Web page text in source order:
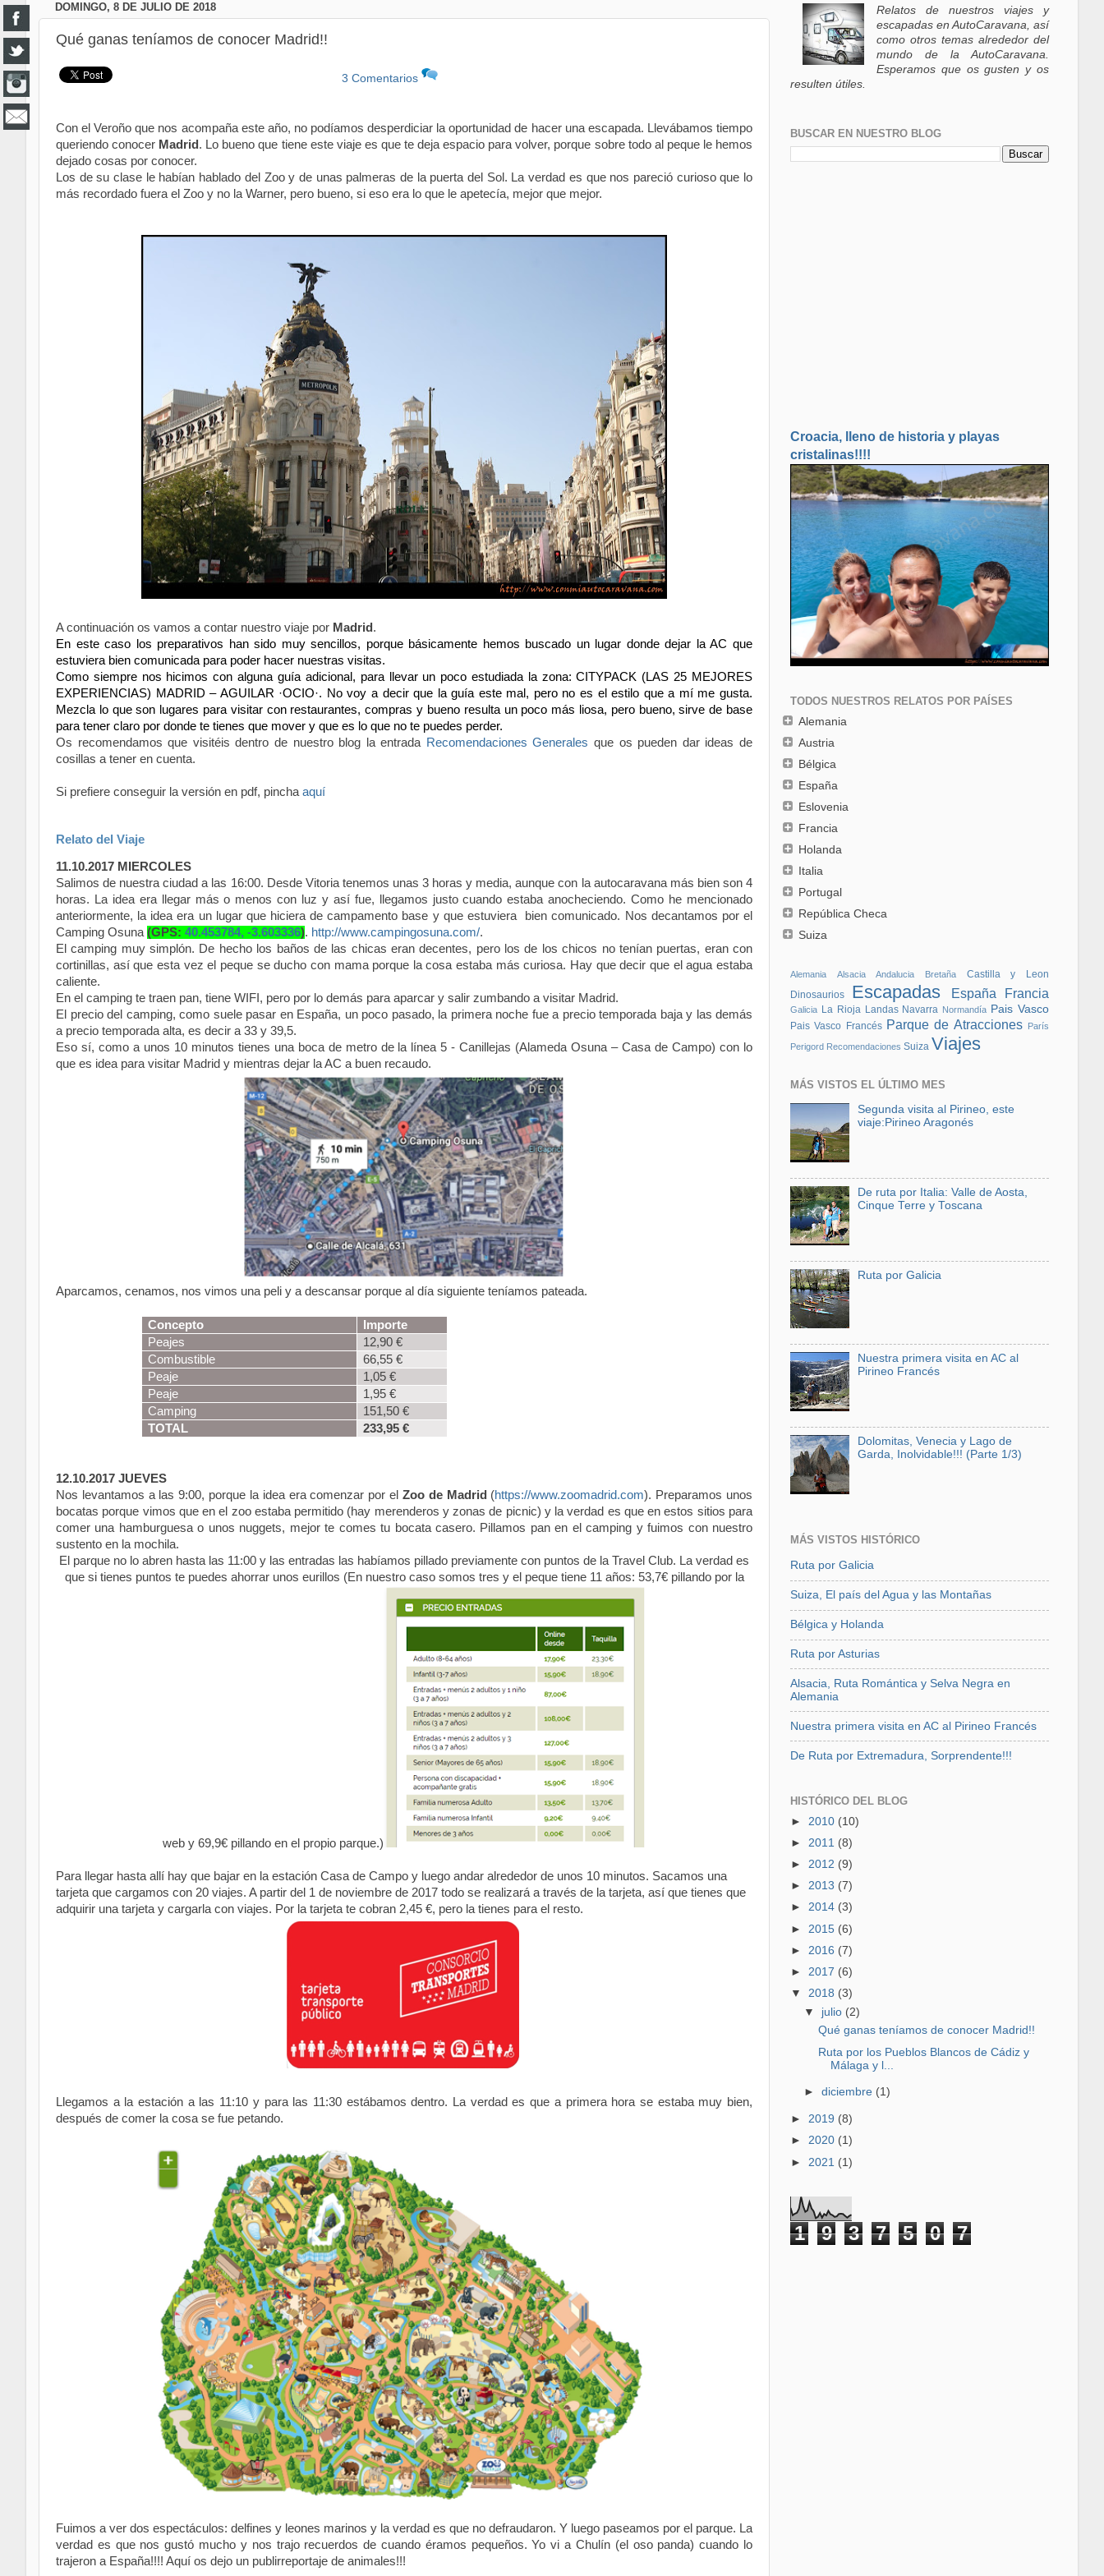
DOMINGO, 8 DE JULIO DE 2018
Qué ganas teníamos de conocer Madrid!!
3 Comentarios
Con el Veroño que nos acompaña este año, no podíamos desperdiciar la oportunidad de hacer una escapada. Llevábamos tiempo
queriendo conocer Madrid . Lo bueno que tiene este viaje es que te deja espacio para volver, porque sobre todo al peque le hemos
dejado cosas por conocer.
Los de su clase le habían hablado del Zoo y de unas palmeras de la puerta del Sol. La verdad es que nos pareció curioso que lo
más recordado fuera el Zoo y no la Warner, pero bueno, si eso era lo que le apetecía, mejor que mejor.
A continuación os vamos a contar nuestro viaje por Madrid .
En este caso los preparativos han sido muy sencillos, porque básicamente hemos buscado un lugar donde dejar la AC que
estuviera bien comunicada para poder hacer nuestras visitas.
Como siempre nos hicimos con alguna guía adicional, para llevar un poco estudiada la zona: CITYPACK (LAS 25 MEJORES
EXPERIENCIAS) MADRID – AGUILAR ·OCIO·. No voy a decir que la guía este mal, pero no es el estilo que a mí me gusta.
Mezcla lo que son lugares para visitar con restaurantes, compras y bueno resulta un poco más liosa, pero bueno, sirve de base
para tener claro por donde te tienes que mover y que es lo que no te puedes perder.
Os recomendamos que visitéis dentro de nuestro blog la entrada Recomendaciones Generales que os pueden dar ideas de
cosillas a tener en cuenta.
Si prefiere conseguir la versión en pdf, pinchaaquí
Relato del Viaje
11.10.2017 MIERCOLES
Salimos de nuestra ciudad a las 16:00. Desde Vitoria tenemos unas 3 horas y media, aunque con la autocaravana más bien son 4
horas. La idea era llegar más o menos con luz y así fue, llegamos justo cuando estaba anocheciendo. Como he mencionado
anteriormente, la idea era un lugar que hiciera de campamento base y que estuviera
bien comunicado. Nos decantamos por el
Camping Osuna (GPS: 40.453784, -3.603336). http://www.campingosuna.com/.
El camping muy simplón. De hecho los baños de las chicas eran decentes, pero los de los chicos no tenían puertas, eran con
cortinillas, así que esta vez el peque se ducho con mama porque la cosa estaba más curiosa. Hay que decir que el agua estaba
caliente.
En el camping te traen pan, tiene WIFI, pero por lo demás para aparcar y salir zumbando a visitar Madrid.
El precio del camping, como suele pasar en España, un poco pasado, la primera noche fue a precio temporada baja y las demás
a precio temporada alta, es decir a 33 y 39,5.
Eso sí, como a unos 10 minutos tienes una boca de metro de la línea 5 - Canillejas (Alameda Osuna – Casa de Campo) con lo
que es idea para visitar Madrid y mientras dejar la AC a buen recaudo.
Aparcamos, cenamos, nos vimos una peli y a descansar porque al día siguiente teníamos pateada.
Concepto
Importe
Peajes
12,90 €
Combustible
66,55 €
Peaje
1,05 €
Peaje
1,95 €
Camping
151,50 €
TOTAL
233,95 €
12.10.2017 JUEVES
Nos levantamos a las 9:00, porque la idea era comenzar por el Zoo de Madrid (https://www.zoomadrid.com). Preparamos unos
bocatas porque vimos que en el zoo estaba permitido (hay merenderos y zonas de picnic) y la verdad es que en estos sitios para
comer una hamburguesa o unos nuggets, mejor te comes tu bocata casero. Pillamos pan en el camping y fuimos con nuestro
sustento en la mochila.
El parque no lo abren hasta las 11:00 y las entradas las habíamos pillado previamente con puntos de la Travel Club. La verdad es
que si tienes puntos te puedes ahorrar unos eurillos (En nuestro caso somos tres y el peque tiene 11 años: 53,7€ pillando por la
web y 69,9€ pillando en el propio parque.)
Para llegar hasta allí hay que bajar en la estación Casa de Campo y luego andar alrededor de unos 10 minutos. Sacamos una
tarjeta que cargamos con 20 viajes. A partir del 1 de noviembre de 2017 todo se realizará a través de la tarjeta, así que tienes que
adquirir una tarjeta y cargarla con viajes. Por la tarjeta te cobran 2,45 €, pero la tienes para el resto.
Llegamos a la estación a las 11:10 y para las 11:30 estábamos dentro. La verdad es que a primera hora se estaba muy bien,
después de comer la cosa se fue petando.
Fuimos a ver dos espectáculos: delfines y leones marinos y la verdad es que no defraudaron. Y luego paseamos por el parque. La
verdad es que nos gustó mucho y nos trajo recuerdos de cuando éramos pequeños. Yo vi a Chulín (el oso panda) cuando lo
trajeron a España!!!! Aquí os dejo un publirreportaje de animales!!!
Relatos de nuestros viajes y
escapadas en AutoCaravana, así
como otros temas alrededor del
mundo de la AutoCaravana.
Esperamos que os gusten y os
resulten útiles.
BUSCAR EN NUESTRO BLOG
Croacia, lleno de historia y playas
cristalinas!!!!
TODOS NUESTROS RELATOS POR PAÍSES
Alemania
Austria
Bélgica
España
Eslovenia
Francia
Holanda
Italia
Portugal
República Checa
Suiza
Alemania Alsacia Andalucia Bretaña
Castilla y Leon
Dinosaurios
Escapadas España Francia
Galicia La Rioja Landas Navarra Normandía Pais Vasco
Pais Vasco Francés Parque de Atracciones París
Perigord Recomendaciones Suiza Viajes
MÁS VISTOS EL ÚLTIMO MES
Segunda visita al Pirineo, este
viaje:Pirineo Aragonés
De ruta por Italia: Valle de Aosta,
Cinque Terre y Toscana
Ruta por Galicia
Nuestra primera visita en AC al
Pirineo Francés
Dolomitas, Venecia y Lago de
Garda, Inolvidable!!! (Parte 1/3)
MÁS VISTOS HISTÓRICO
Ruta por Galicia
Suiza, El país del Agua y las Montañas
Bélgica y Holanda
Ruta por Asturias
Alsacia, Ruta Romántica y Selva Negra en
Alemania
Nuestra primera visita en AC al Pirineo Francés
De Ruta por Extremadura, Sorprendente!!!
HISTÓRICO DEL BLOG
► 2010 (10)
► 2011 (8)
► 2012 (9)
► 2013 (7)
► 2014 (3)
► 2015 (6)
► 2016 (7)
► 2017 (6)
▼ 2018 (3)
▼ julio (2)
Qué ganas teníamos de conocer Madrid!!
Ruta por los Pueblos Blancos de Cádiz y
Málaga y l...
►diciembre (1)
► 2019 (8)
► 2020 (1)
► 2021 (1)
1 9 3 7 5 0 7